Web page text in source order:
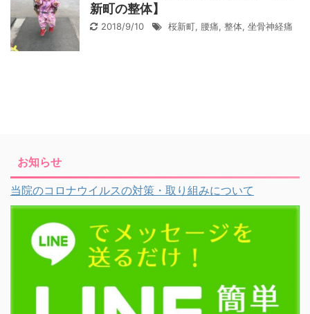
新町の整体】
2018/9/10 桜新町, 腰痛, 整体, 坐骨神経痛
お知らせ
当院のコロナウイルスの対策・取り組みについて